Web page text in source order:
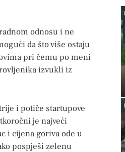
odnosu i ne
da što više ostaju
pri čemu po meni
izvukli iz
i potiče startupove
je najveći
i cijena goriva ode u
pospješi zelenu